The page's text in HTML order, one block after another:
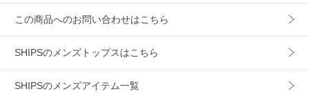
メンズ、ウィメンズ、キッズをラインナップし、OUTLET各
様々なライフスタイルに寄り添い、自分らしさを表現できる
この商品へのお問い合わせはこちら
SHIPSのメンズトップスはこちら
SHIPSのメンズアイテム一覧